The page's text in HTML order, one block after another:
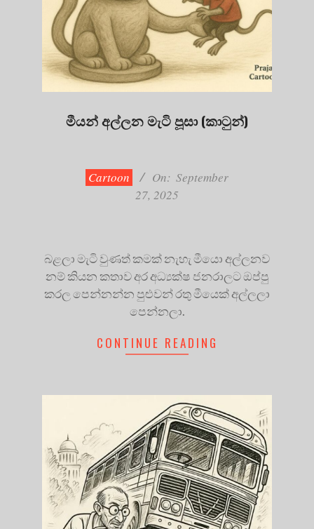
මීයන් අල්ලන මැටි පූසා (කාටුන්)
Cartoon On: September
27, 2025
බළලා මැටි වුණත් කමක් නැහැ මීයො අල්ලනව
නම් කියන කතාව අර අධ්‍යක්ෂ ජනරාලට ඔප්පු
කරල පෙන්නන්න පුළුවන් රතු මීයෙක් අල්ලලා
පෙන්නලා.
CONTINUE READING